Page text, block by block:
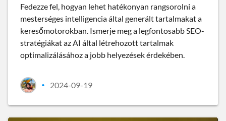
Fedezze fel, hogyan lehet hatékonyan rangsorolni a
mesterséges intelligencia által generált tartalmakat a
keresőmotorokban. Ismerje meg a legfontosabb SEO-
stratégiákat az AI által létrehozott tartalmak
optimalizálásához a jobb helyezések érdekében.
• 2024-09-19